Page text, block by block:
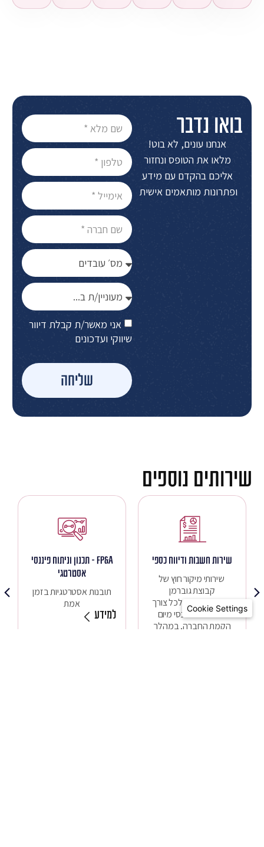
בואו נדבר
אנחנו עונים, לא בוט!
מלאו את הטופס ונחזור
אליכם בהקדם עם מידע
ופתרונות מותאמים אישית
אני מאשר/ת קבלת דיוור
שיווקי ועדכונים
שליחה
שירותים נוספים
שירות חשבות ודיווח כספי
שירותי מיקור חוץ של
קבוצת גוברמן
מעניקים פתרון לכל צורך
חשבונאי ופיננסי מיום
הקמת החברה, במהלך
FP&A
- תכנון וניתוח פיננסי
אסטרטגי
תובנות אסטרטגיות בזמן
אמת
למידע
Cookie Settings